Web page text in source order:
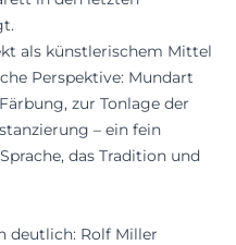
als künstlerischem Mittel
Perspektive: Mundart
zur Tonlage der
– ein fein
das Tradition und
deutlich: Rolf Miller